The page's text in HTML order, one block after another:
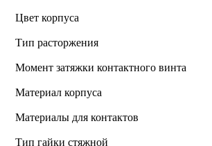
Цвет корпуса
Тип расторжения
Момент затяжки контактного винта
Материал корпуса
Материалы для контактов
Тип гайки стяжной